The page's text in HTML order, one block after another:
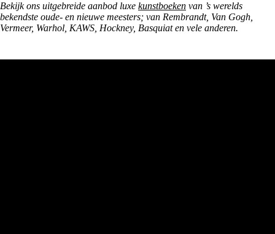
Bekijk ons uitgebreide aanbod luxe kunstboeken van ’s werelds
bekendste oude- en nieuwe meesters; van Rembrandt, Van Gogh,
Vermeer, Warhol, KAWS, Hockney, Basquiat en vele anderen.